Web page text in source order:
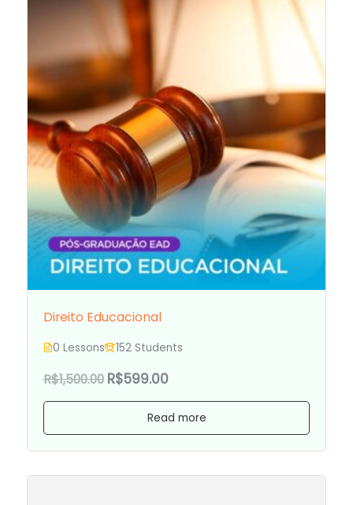
Direito Educacional
0 Lessons 152 Students
R$1,500.00 R$599.00
Read more